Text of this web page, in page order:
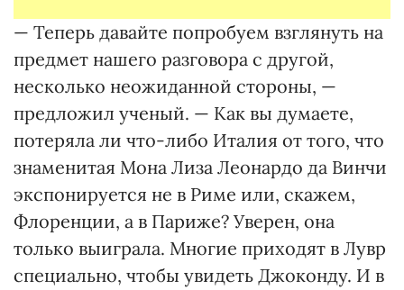
— Теперь давайте попробуем взглянуть на
предмет нашего разговора с другой,
несколько неожиданной стороны, —
предложил ученый. — Как вы думаете,
потеряла ли что-либо Италия от того, что
знаменитая Мона Лиза Леонардо да Винчи
экспонируется не в Риме или, скажем,
Флоренции, а в Париже? Уверен, она
только выиграла. Многие приходят в Лувр
специально, чтобы увидеть Джоконду. И в